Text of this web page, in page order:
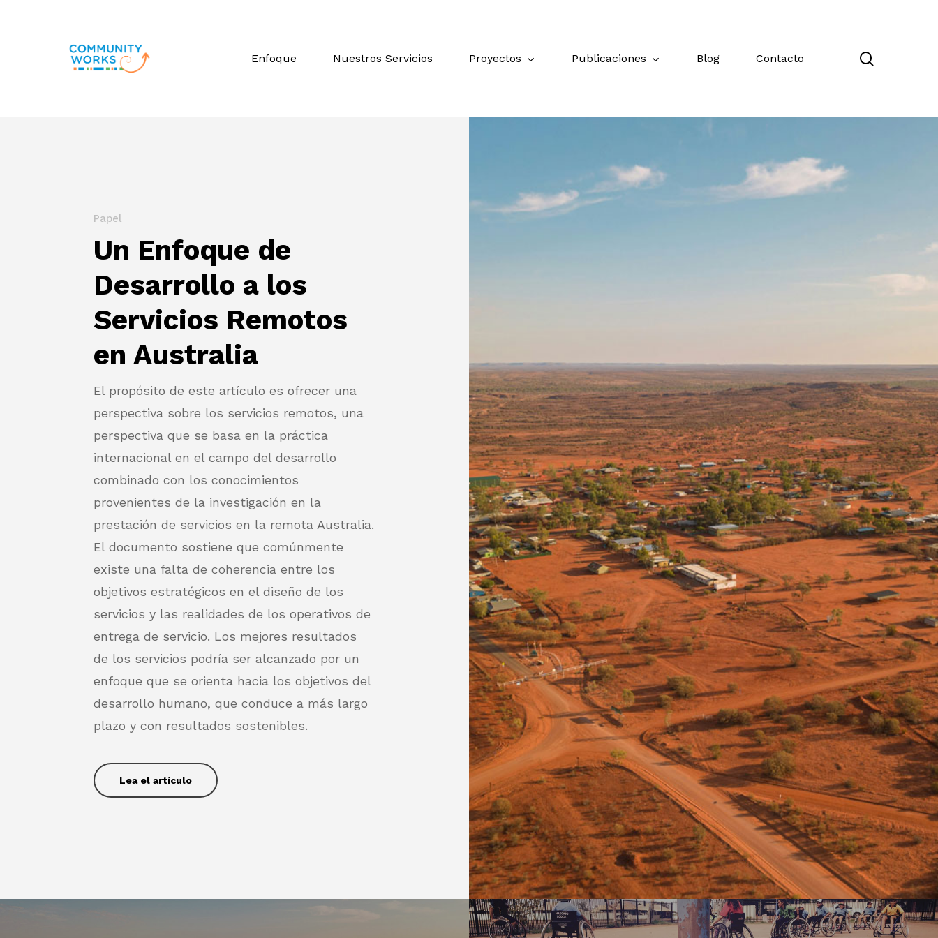
Enfoque Nuestros Servicios Proyectos Publicaciones Blog Contacto
Papel
Un Enfoque de
Desarrollo a los
Servicios Remotos
en Australia
El propósito de este artículo es ofrecer una
perspectiva sobre los servicios remotos, una
perspectiva que se basa en la práctica
internacional en el campo del desarrollo
combinado con los conocimientos
provenientes de la investigación en la
prestación de servicios en la remota Australia.
El documento sostiene que comúnmente
existe una falta de coherencia entre los
objetivos estratégicos en el diseño de los
servicios y las realidades de los operativos de
entrega de servicio. Los mejores resultados
de los servicios podría ser alcanzado por un
enfoque que se orienta hacia los objetivos del
desarrollo humano, que conduce a más largo
plazo y con resultados sostenibles.
Lea el artículo